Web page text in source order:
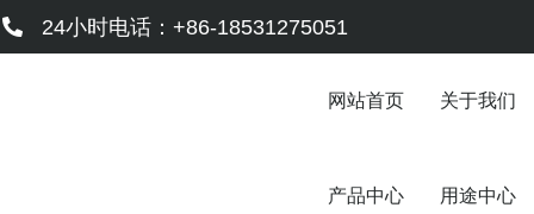
至
24小时电话：+86-18531275051
网站首页 关于我们
产品中心 用途中心